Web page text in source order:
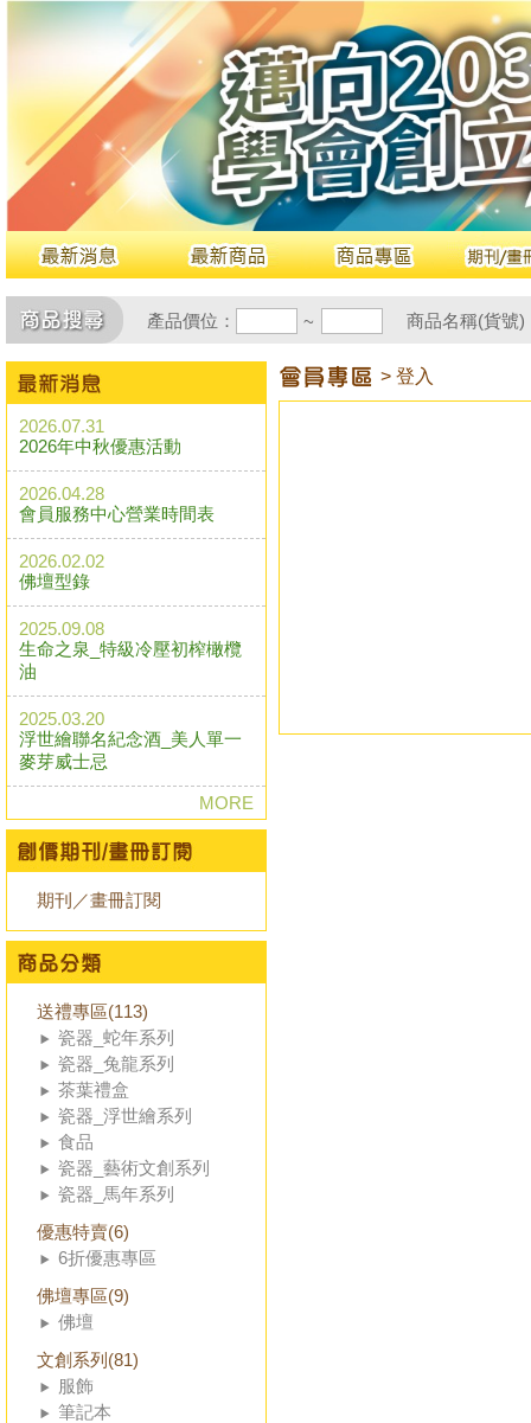
產品價位： ~ 商品名稱(貨號
2026.07.31
2026年中秋優惠活動
2026.04.28
會員服務中心營業時間表
2026.02.02
佛壇型錄
2025.09.08
生命之泉_特級冷壓初榨橄欖
油
2025.03.20
浮世繪聯名紀念酒_美人單一
麥芽威士忌
MORE
期刊／畫冊訂閱
送禮專區(113)
瓷器_蛇年系列
瓷器_兔龍系列
茶葉禮盒
瓷器_浮世繪系列
食品
瓷器_藝術文創系列
瓷器_馬年系列
優惠特賣(6)
6折優惠專區
佛壇專區(9)
佛壇
文創系列(81)
服飾
筆記本
> 登入